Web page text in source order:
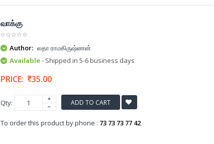
வாக்கு
Author: லதா ராமகிருஷ்ணன்
Available- Shipped in 5-6 business days
PRICE: 35.00
Qty: ADD TO CART
To order this product by phone : 73 73 73 77 42